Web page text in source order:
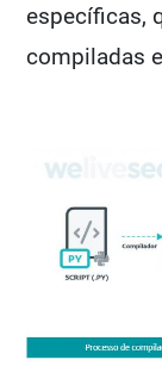
específicas,
compiladas